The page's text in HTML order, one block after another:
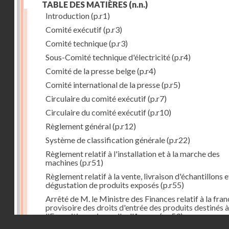
TABLE DES MATIÈRES (n.n.)
Introduction(p.r1)
Comité exécutif(p.r3)
Comité technique(p.r3)
Sous-Comité technique d'électricité(p.r4)
Comité de la presse belge(p.r4)
Comité international de la presse(p.r5)
Circulaire du comité exécutif(p.r7)
Circulaire du comité exécutif(p.r10)
Règlement général(p.r12)
Système de classification générale(p.r22)
Règlement relatif à l'installation et à la marche des
machines (p.r51)
Règlement relatif à la vente, livraison d'échantillons
dégustation de produits exposés (p.r55)
Arrêté de M. le Ministre des Finances relatif à la
provisoire des droits d'entrée des produits destinés à
l'Exposition universelle d'Anvers(p.r59)